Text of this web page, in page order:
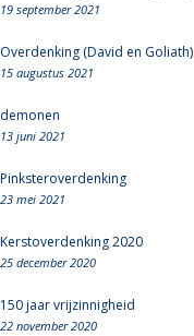
19 september 2021
Overdenking (David en Goliath)
15 augustus 2021
demonen
13 juni 2021
Pinksteroverdenking
23 mei 2021
Kerstoverdenking 2020
25 december 2020
150 jaar vrijzinnigheid
22 november 2020